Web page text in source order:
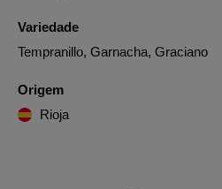
Variedade
Tempranillo, Garnacha, Graciano
Origem
Rioja